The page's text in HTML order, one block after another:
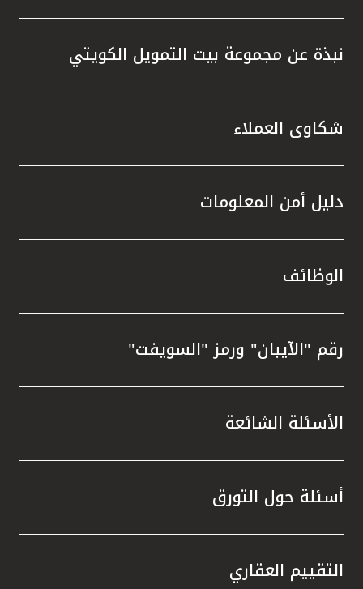
نبذة عن مجموعة بيت التمويل الكويتي
شكاوى العملاء
دليل أمن المعلومات
الوظائف
رقم "الآيبان" ورمز "السويفت"
الأسئلة الشائعة
أسئلة حول التورق
التقييم العقاري